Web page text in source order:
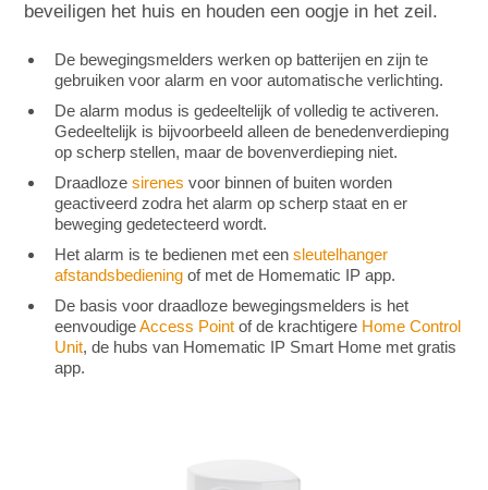
beveiligen het huis en houden een oogje in het zeil.
De bewegingsmelders werken op batterijen en zijn te
gebruiken voor alarm en voor automatische verlichting.
De alarm modus is gedeeltelijk of volledig te activeren.
Gedeeltelijk is bijvoorbeeld alleen de benedenverdieping
op scherp stellen, maar de bovenverdieping niet.
Draadloze sirenes voor binnen of buiten worden
geactiveerd zodra het alarm op scherp staat en er
beweging gedetecteerd wordt.
Het alarm is te bedienen met een sleutelhanger
afstandsbediening of met de Homematic IP app.
De basis voor draadloze bewegingsmelders is het
eenvoudigeAccess Point of de krachtigere Home Control
Unit, de hubs van Homematic IP Smart Home met gratis
app.